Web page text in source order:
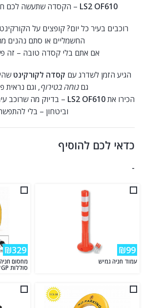
LS2 OF610 – הקסדה שתעשה לכם
רוכבים בעיר כל יום? קופצים על
החשמליים או סתם נהנים
אם אתם בלי קסדה טובה – זה
הגיע הזמן לשדרג עם קסדה לקורקינט
גםנוחה בטירוף, וגם נראית
הכירו אתLS2 OF610 – בדיוק מה שרוכב
וביטחון – בלי
כדאי לכם להוסיף
-
₪99
עמוד חניה גמיש
₪329
סוללות GP*ישירות מהיבואן